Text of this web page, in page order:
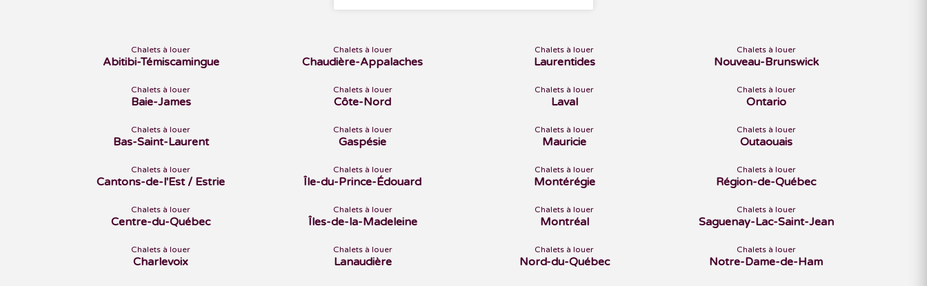
Chalets à louer
Abitibi-Témiscamingue
Chalets à louer
Baie-James
Chalets à louer
Bas-Saint-Laurent
Chalets à louer
Cantons-de-l'Est / Estrie
Chalets à louer
Centre-du-Québec
Chalets à louer
Charlevoix
Chalets à louer
Chaudière-Appalaches
Chalets à louer
Côte-Nord
Chalets à louer
Gaspésie
Chalets à louer
Île-du-Prince-Édouard
Chalets à louer
Îles-de-la-Madeleine
Chalets à louer
Lanaudière
Chalets à louer
Laurentides
Chalets à louer
Laval
Chalets à louer
Mauricie
Chalets à louer
Montérégie
Chalets à louer
Montréal
Chalets à louer
Nord-du-Québec
Chalets à louer
Nouveau-Brunswick
Chalets à louer
Ontario
Chalets à louer
Outaouais
Chalets à louer
Région-de-Québec
Chalets à louer
Saguenay-Lac-Saint-Jean
Chalets à louer
Notre-Dame-de-Ham